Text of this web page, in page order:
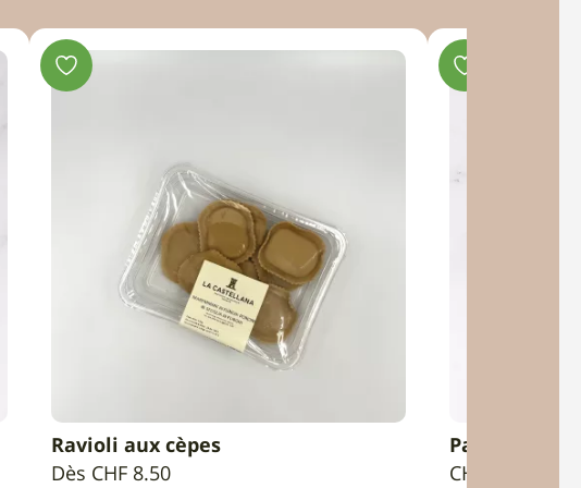
AJOUTER AU PANIER
Ravioli aux cèpes
Dès CHF8.50
Pappardelle
CHF